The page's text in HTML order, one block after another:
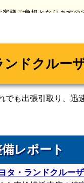
様ご負担となりますの
の該当の有無、並びに初
減税による免税・減税
には、別途追加費用
がございます。
でも出張引取り、迅
レポート
タ・ランドクルー